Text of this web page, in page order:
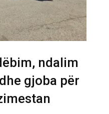
ndalim
gjoba për